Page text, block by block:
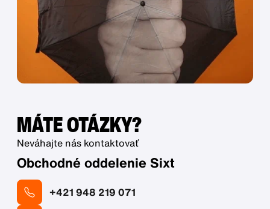
MÁTE OTÁZKY?
Neváhajte nás kontaktovať
Obchodné oddelenie Sixt
+421 948 219 071